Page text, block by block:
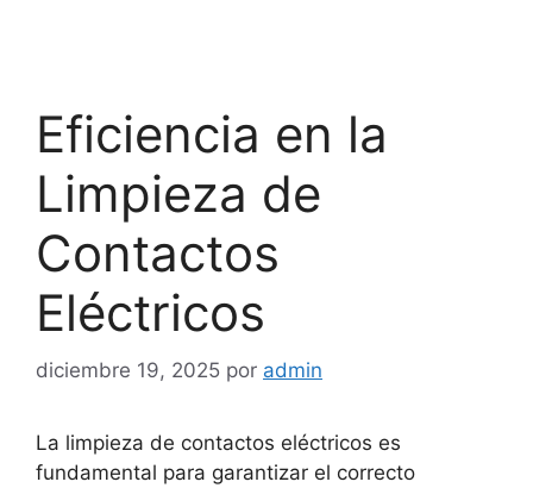
Eficiencia en la
Limpieza de
Contactos
Eléctricos
diciembre 19, 2025 por admin
La limpieza de contactos eléctricos es
fundamental para garantizar el correcto